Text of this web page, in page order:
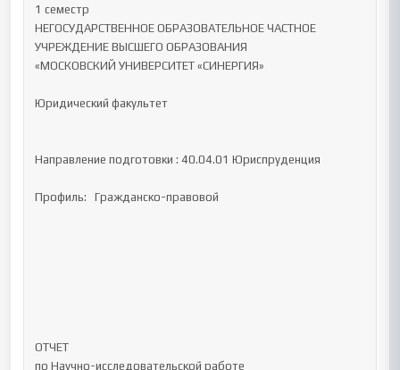
1 семестр
НЕГОСУДАРСТВЕННОЕ ОБРАЗОВАТЕЛЬНОЕ ЧАСТНОЕ
УЧРЕЖДЕНИЕ ВЫСШЕГО ОБРАЗОВАНИЯ
«МОСКОВСКИЙ УНИВЕРСИТЕТ «СИНЕРГИЯ»
Юридический факультет
Направление подготовки : 40.04.01 Юриспруденция
Профиль:   Гражданско-правовой
ОТЧЕТ
по Научно-исследовательской работе